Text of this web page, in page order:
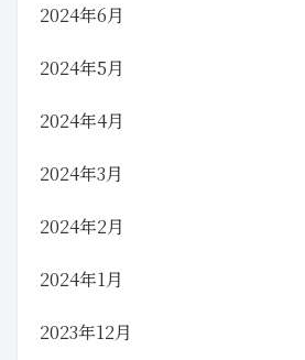
2024年6月
2024年5月
2024年4月
2024年3月
2024年2月
2024年1月
2023年12月